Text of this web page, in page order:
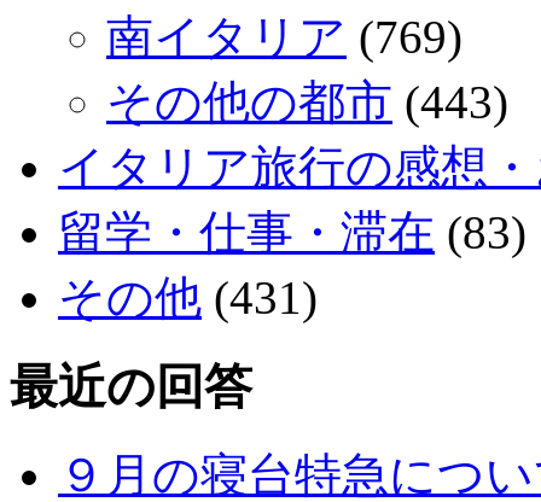
南イタリア (769)
その他の都市 (443)
イタリア旅行の感想
留学・仕事・滞在 (83)
その他 (431)
最近の回答
９月の寝台特急につ